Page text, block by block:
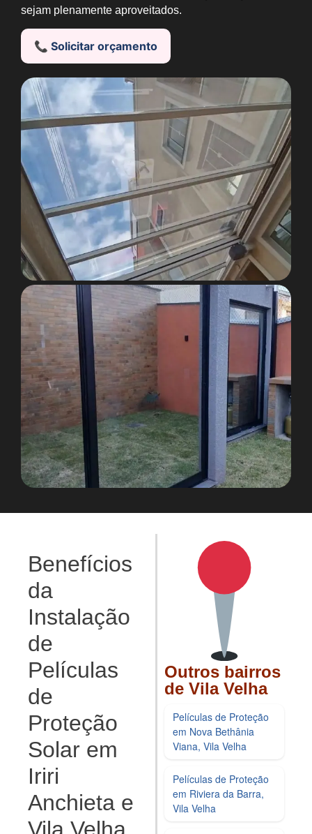
sejam plenamente aproveitados.
📞 Solicitar orçamento
Benefícios
da
Instalação
de
Películas
de
Proteção
Solar em
Iriri
Anchieta e
Outros bairros
de Vila Velha
Películas de Proteção
em Nova Bethânia
Viana, Vila Velha
Películas de Proteção
em Riviera da Barra,
Vila Velha